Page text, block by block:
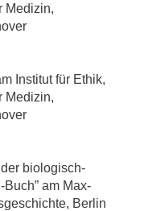
Medizin,
Institut für Ethik,
Medizin,
biologisch-
am Max-
Berlin